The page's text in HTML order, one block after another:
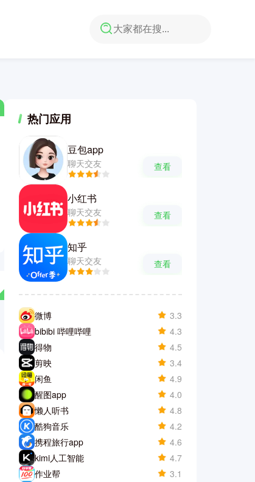
热门应用
豆包app
聊天交友 查看
小红书
聊天交友 查看
知乎
聊天交友 查看
微博
3.3
bibibi 哔哩哔哩
4.3
得物
4.5
剪映
3.4
闲鱼
4.9
醒图app
4.0
懒人听书
4.8
酷狗音乐
4.2
携程旅行app
4.6
kimi人工智能
4.7
作业帮
3.1